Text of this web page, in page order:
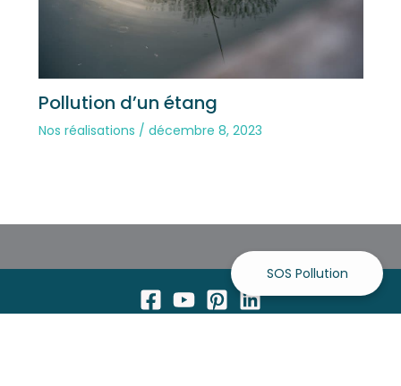
Pollution d’un étang
Nos réalisations / décembre 8, 2023
SOS Pollution